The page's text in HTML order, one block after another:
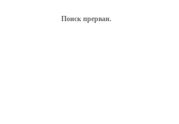
Поиск прерван.